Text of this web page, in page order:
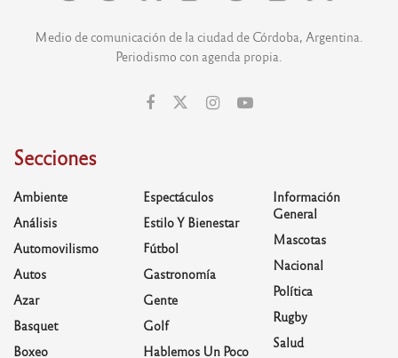
Medio de comunicación de la ciudad de Córdoba, Argentina.
Periodismo con agenda propia.
Secciones
Ambiente
Análisis
Automovilismo
Autos
Azar
Basquet
Boxeo
Espectáculos
Estilo Y Bienestar
Fútbol
Gastronomía
Gente
Golf
Hablemos Un Poco
Información
General
Mascotas
Nacional
Política
Rugby
Salud